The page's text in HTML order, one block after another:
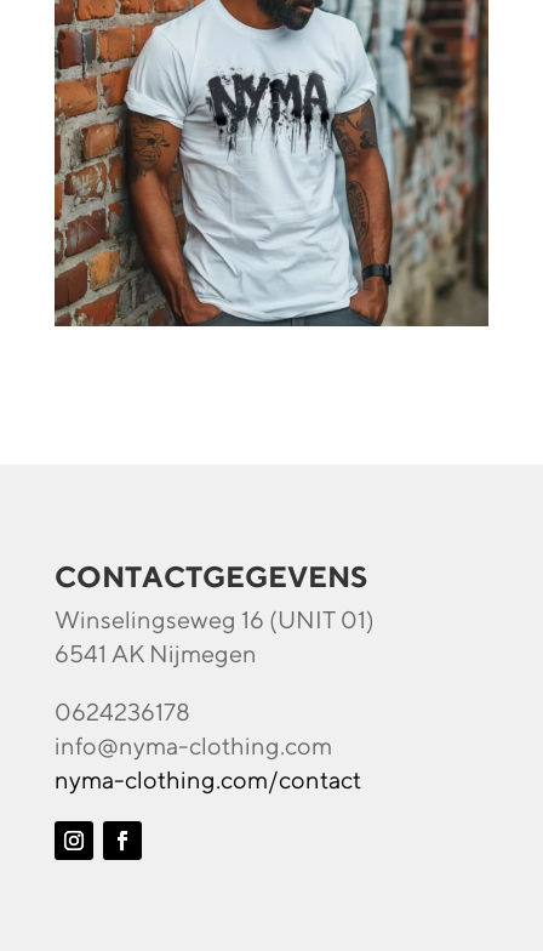
CONTACTGEGEVENS
Winselingseweg 16 (UNIT 01)
6541 AK Nijmegen
0624236178
info@nyma-clothing.com
nyma-clothing.com/contact